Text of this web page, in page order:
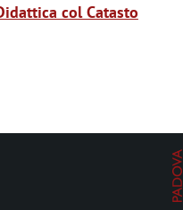
col Catasto